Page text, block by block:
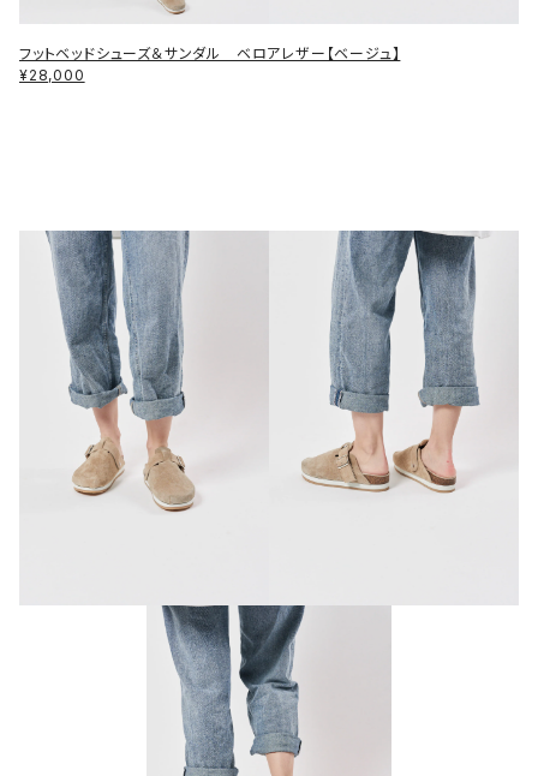
フットベッドシューズ＆サンダル ベロアレザー【ベージュ】
¥28,000